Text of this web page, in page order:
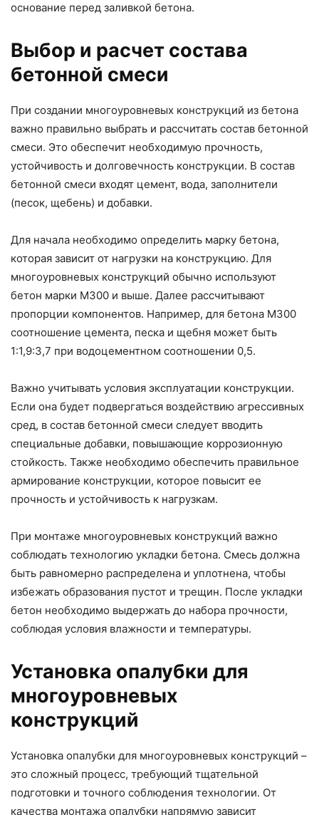
основание перед заливкой бетона.
Выбор и расчет состава
бетонной смеси
При создании многоуровневых конструкций из бетона
важно правильно выбрать и рассчитать состав бетонной
смеси. Это обеспечит необходимую прочность,
устойчивость и долговечность конструкции. В состав
бетонной смеси входят цемент, вода, заполнители
(песок, щебень) и добавки.
Для начала необходимо определить марку бетона,
которая зависит от нагрузки на конструкцию. Для
многоуровневых конструкций обычно используют
бетон марки М300 и выше. Далее рассчитывают
пропорции компонентов. Например, для бетона М300
соотношение цемента, песка и щебня может быть
1:1,9:3,7 при водоцементном соотношении 0,5.
Важно учитывать условия эксплуатации конструкции.
Если она будет подвергаться воздействию агрессивных
сред, в состав бетонной смеси следует вводить
специальные добавки, повышающие коррозионную
стойкость. Также необходимо обеспечить правильное
армирование конструкции, которое повысит ее
прочность и устойчивость к нагрузкам.
При монтаже многоуровневых конструкций важно
соблюдать технологию укладки бетона. Смесь должна
быть равномерно распределена и уплотнена, чтобы
избежать образования пустот и трещин. После укладки
бетон необходимо выдержать до набора прочности,
соблюдая условия влажности и температуры.
Установка опалубки для
многоуровневых
конструкций
Установка опалубки для многоуровневых конструкций –
это сложный процесс, требующий тщательной
подготовки и точного соблюдения технологии. От
качества монтажа опалубки напрямую зависит